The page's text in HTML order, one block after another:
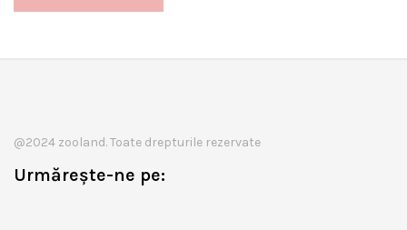
@2024 zooland. Toate drepturile rezervate
Urmărește-ne pe: